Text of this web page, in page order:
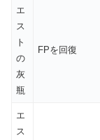
エ
ス
ト
の
灰
瓶
FPを回復
エ
ス